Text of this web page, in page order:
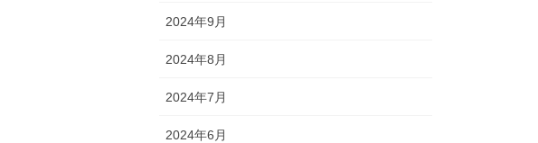
2024年9月
2024年8月
2024年7月
2024年6月